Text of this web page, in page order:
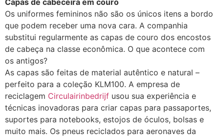
Os uniformes femininos não são os únicos itens a bordo
que podem receber uma nova cara. A companhia
substitui regularmente as capas de couro dos encostos
de cabeça na classe econômica. O que acontece com
os antigos?
As capas são feitas de material autêntico e natural –
perfeito para a coleção KLM100. A empresa de
reciclagem Circulairinbedrijf usou sua experiência e
técnicas inovadoras para criar capas para passaportes,
suportes para notebooks, estojos de óculos, bolsas e
muito mais. Os pneus reciclados para aeronaves da